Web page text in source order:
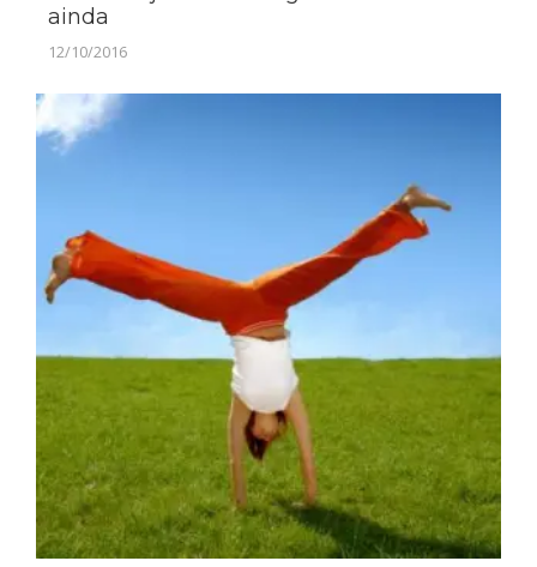
ainda
12/10/2016